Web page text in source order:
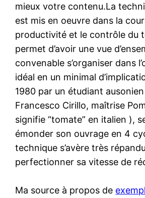
mieux votre contenu.La
est mis en oeuvre dans la
productivité et le contrôle du
permet d’avoir une vue
convenable s’organiser dans
idéal en un minimal
1980 par un étudiant
Francesco Cirillo, maîtrise
signifie “tomate” en italien ),
émonder son ouvrage en 4
technique s’avère très
perfectionner sa vitesse de
Ma source à propos de